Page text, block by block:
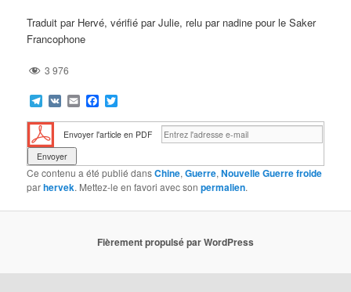
Traduit par Hervé, vérifié par Julie, relu par nadine pour le Saker
Francophone
3 976
Telegram
VK EmailFacebook
Envoyer l'article en PDF
Ce contenu a été publié dansChine,Guerre,Nouvelle Guerre froide
parhervek. Mettez-le en favori avec sonpermalien.
Fièrement propulsé par WordPress